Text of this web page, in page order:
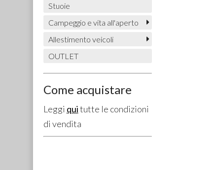
Stuoie
Campeggio e vita all'aperto
Allestimento veicoli
OUTLET
Come acquistare
Leggi quitutte le condizioni
di vendita